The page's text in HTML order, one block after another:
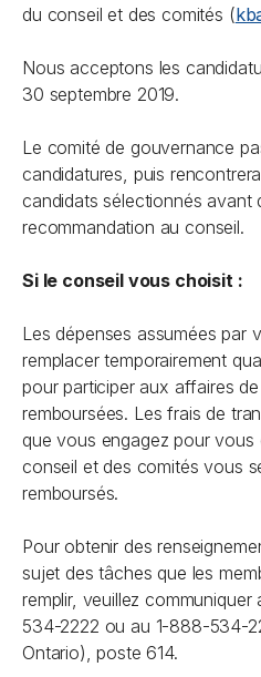
du conseil et des comités (
Nous acceptons les
30 septembre 2019.
Le comité de gouvernance
candidatures, puis
candidats sélectionnés avant
recommandation au conseil.
Si le conseil vous choisit :
Les dépenses assumées par
remplacer temporairement
pour participer aux affaires de
remboursées. Les frais de
que vous engagez pour
conseil et des comités vous
remboursés.
Pour obtenir des
sujet des tâches que les
remplir, veuillez
534-2222 ou au 1-888-534-
Ontario), poste 614.